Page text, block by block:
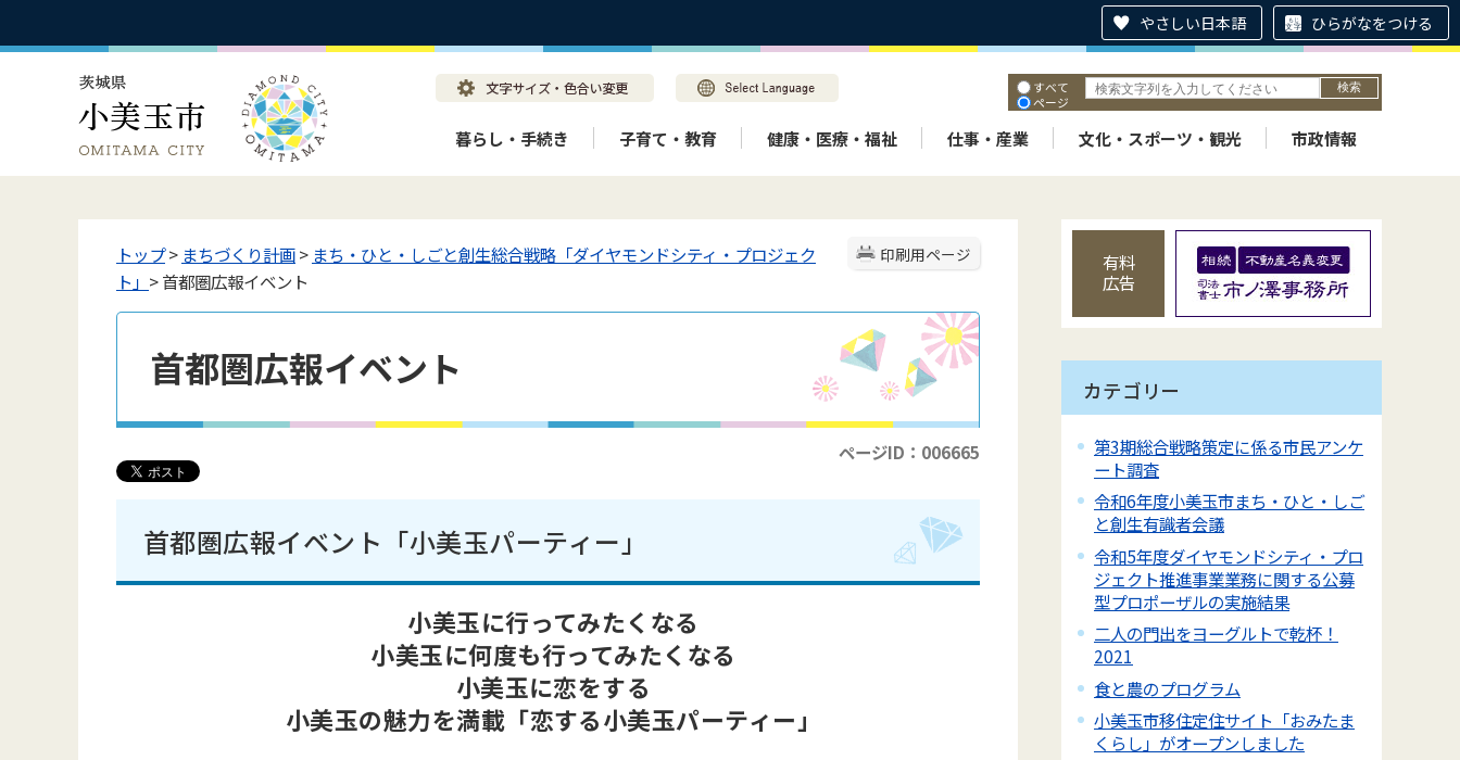
やさしい日本語 ひらがなをつける
すべて
ページ
暮らし・手続き 子育て・教育 健康・医療・福祉 仕事・産業 文化・スポーツ・観光 市政情報
印刷用ページ
トップ> まちづくり計画> まち・ひと・しごと創生総合戦略「ダイヤモンドシティ・プロジェク
ト」 > 首都圏広報イベント
首都圏広報イベント
ページID：006665
首都圏広報イベント「小美玉パーティー」
小美玉に行ってみたくなる
小美玉に何度も行ってみたくなる
小美玉に恋をする
小美玉の魅力を満載「恋する小美玉パーティー」
有料
広告
カテゴリー
第3期総合戦略策定に係る市民アンケ
ート調査
令和6年度小美玉市まち・ひと・しご
と創生有識者会議
令和5年度ダイヤモンドシティ・プロ
ジェクト推進事業業務に関する公募
型プロポーザルの実施結果
二人の門出をヨーグルトで乾杯！
2021
食と農のプログラム
小美玉市移住定住サイト「おみたま
くらし」がオープンしました